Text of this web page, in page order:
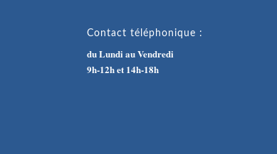
Contact téléphonique :
du Lundi au Vendredi
9h-12h et 14h-18h